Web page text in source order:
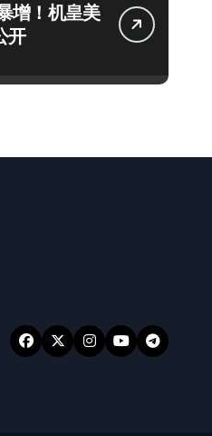
增！机皇美
开